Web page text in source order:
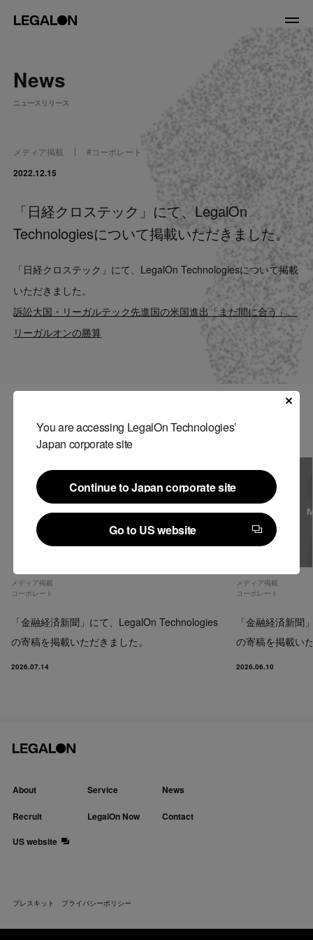
About
会社情報 役員紹介
Service
News
LegalOn Now
Contact
You are accessing LegalOn Technologies’
Japan corporate site
Continue to Japan corporate site
Continue to Japan corporate site
Go to US website
Go to US website
News
ニュースリリース
メディア掲載 #コーポレート
2022.12.15
「日経クロステック」にて、LegalOn
Technologiesについて掲載いただきました。
「日経クロステック」にて、LegalOn Technologiesについて掲載
いただきました。
訴訟大国・リーガルテック先進国の米国進出「まだ間に合う」、
リーガルオンの勝算
関連記事
メディア掲載
コーポレート
「金融経済新聞」にて、LegalOn Technologies
の寄稿を掲載いただきました。
2026.07.14
メディア掲載
コーポレート
「金融経済新聞
の寄稿を掲載い
2026.06.10
About Service News
Recruit LegalOn Now
Contact
US website
プレスキット プライバシーポリシー